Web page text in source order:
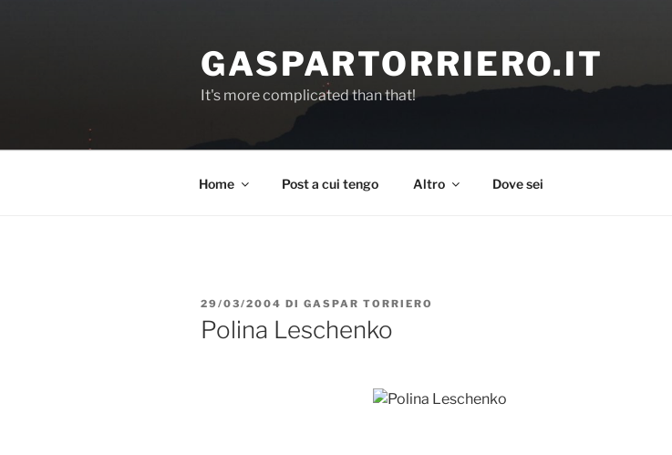
GASPARTORRIERO.IT
It's more complicated than that!
Home Post a cui tengo Altro Dove sei
PUBBLICATO
IL
29/03/2004 DI GASPAR TORRIERO
Polina Leschenko